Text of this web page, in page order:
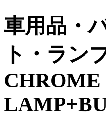
車用品・
ト・ラン